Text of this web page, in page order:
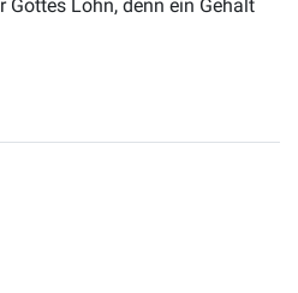
Gottes Lohn, denn ein Gehalt